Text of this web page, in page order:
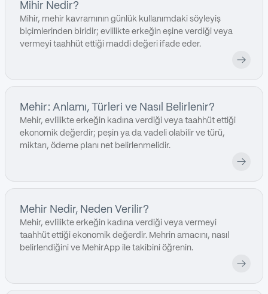
Mihir Nedir?
Mihir, mehir kavramının günlük kullanımdaki söyleyiş
biçimlerinden biridir; evlilikte erkeğin eşine verdiği veya
vermeyi taahhüt ettiği maddi değeri ifade eder.
Mehir: Anlamı, Türleri ve Nasıl Belirlenir?
Mehir, evlilikte erkeğin kadına verdiği veya taahhüt ettiği
ekonomik değerdir; peşin ya da vadeli olabilir ve türü,
miktarı, ödeme planı net belirlenmelidir.
Mehir Nedir, Neden Verilir?
Mehir, evlilikte erkeğin kadına verdiği veya vermeyi
taahhüt ettiği ekonomik değerdir. Mehrin amacını, nasıl
belirlendiğini ve MehirApp ile takibini öğrenin.